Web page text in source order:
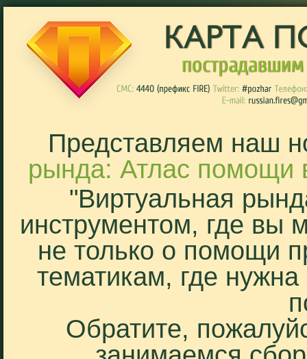
Представляем наш
рында: Атлас помощи
"Виртуальная
инструментом, где вы
не только о помощи
тематикам, где
Обратите,